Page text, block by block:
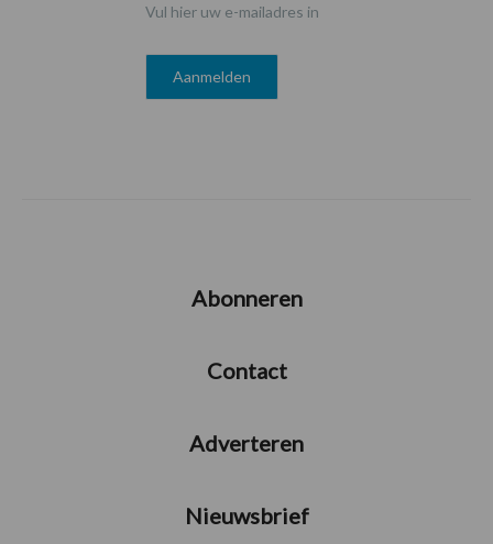
Vul hier uw e-mailadres in
Abonneren
Contact
Adverteren
Nieuwsbrief